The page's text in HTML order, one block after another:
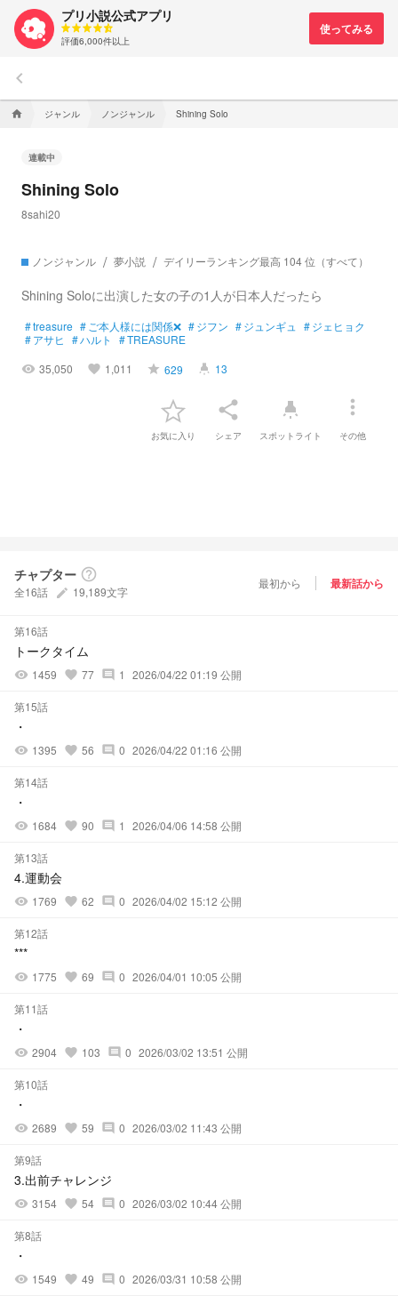
プリ小説公式アプリ
評価6,000件以上
keyboard_arrow_left
home ジャンル ノンジャンル Shining Solo
連載中
Shining Solo
8sahi20
ノンジャンル 夢小説 デイリーランキング最高 104 位（すべて）
Shining Soloに出演した女の子の1人が日本人だったら
#treasure # ご本人様には関係❌ #ジフン #ジュンギュ #ジェヒョク
#アサヒ #ハルト #TREASURE
visibility 35,050 favorite 1,011 grade 629 highlight 13
お気に入り
share
シェア
highlight
スポットライト
more_vert
その他
チャプター help_outline
全16話 create 19,189文字
最初から 最新話から
第16話
トークタイム
visibility 1459 favorite 77 comment 1 2026/04/22 01:19 公開
第15話
・
visibility 1395 favorite 56 comment 0 2026/04/22 01:16 公開
第14話
・
visibility 1684 favorite 90 comment 1 2026/04/06 14:58 公開
第13話
4.運動会
visibility 1769 favorite 62 comment 0 2026/04/02 15:12 公開
第12話
***
visibility 1775 favorite 69 comment 0 2026/04/01 10:05 公開
第11話
・
visibility 2904 favorite 103 comment 0 2026/03/02 13:51 公開
第10話
・
visibility 2689 favorite 59 comment 0 2026/03/02 11:43 公開
第9話
3.出前チャレンジ
visibility 3154 favorite 54 comment 0 2026/03/02 10:44 公開
第8話
・
visibility 1549 favorite 49 comment 0 2026/03/31 10:58 公開